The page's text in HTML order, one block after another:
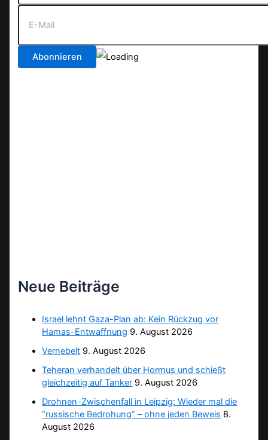
Neue Beiträge
Israel lehnt Gaza-Plan ab: Kein Rückzug vor
Hamas-Entwaffnung 9. August 2026
Vernebelt 9. August 2026
Teheran verhandelt über Hormus und schießt
gleichzeitig auf Tanker 9. August 2026
Drohnen-Zwischenfall in Leipzig: Wieder mal die
“russische Bedrohung” – ohne jeden Beweis 8.
August 2026